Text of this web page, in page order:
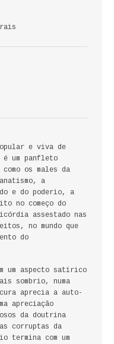
e viva de
um panfleto
os males da
a
e do poderio, a
no começo do
assestado nas
no mundo que
do
um aspecto satírico
sombrio, numa
aprecia a auto-
apreciação
da doutrina
corruptas da
termina com um